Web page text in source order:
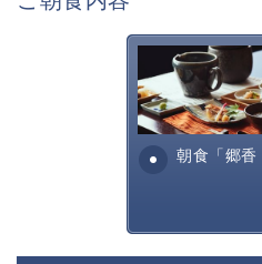
雰囲気に合わせてお好みのド
※時価の飲料等、一部例外が
※ボトルでのご利用の際は、
ただいております。
予めご了承下さい。
■囲炉裏茶の間囲炉裏を囲み
チェックイン・チェックアウ
朝食「郷香
田舎を懐かしむ
て身体に優しい
なっております
巻きたまご、